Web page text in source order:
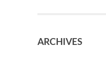
ARCHIVES